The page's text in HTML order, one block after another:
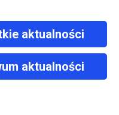
aktualności
aktualności